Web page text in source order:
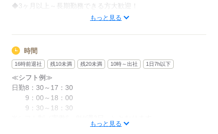
◆3ヶ月以上～長期勤務できる方大歓迎！
応募する
もっと見る
時間
16時前退社 残10未満 残20未満 10時～出社 1日7h以下
≪シフト例≫
日勤8：30～17：30
9：00～18：00
9：30～18：30
～勤務シフトはお気軽にご相談ください～
もっと見る